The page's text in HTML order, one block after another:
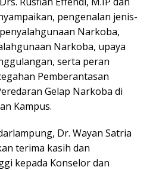
pengenalan jenis-
Narkoba,
Narkoba, upaya
serta peran
Pemberantasan
Gelap Narkoba di
Kampus.
Dr. Wayan Satria
terima kasih dan
kepada Konselor dan